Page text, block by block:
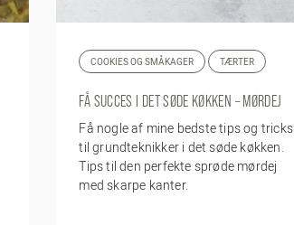
COOKIES OG SMÅKAGER TÆRTER
FÅ SUCCES I DET SØDE KØKKEN – MØRDEJ
Få nogle af mine bedste tips og tricks
til grundteknikker i det søde køkken.
Tips til den perfekte sprøde mørdej
med skarpe kanter.